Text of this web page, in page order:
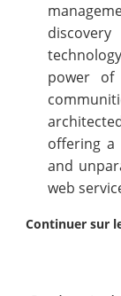
power
offering a
and
web
Continuer sur